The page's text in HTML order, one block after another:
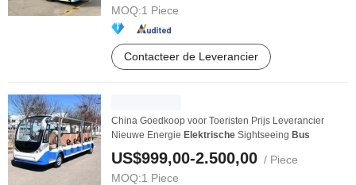
MOQ:1 Piece
Contacteer de Leverancier
China Goedkoop voor Toeristen Prijs Leverancier
Nieuwe Energie Elektrische Sightseeing Bus
US$999,00-2.500,00 / Piece
MOQ:1 Piece